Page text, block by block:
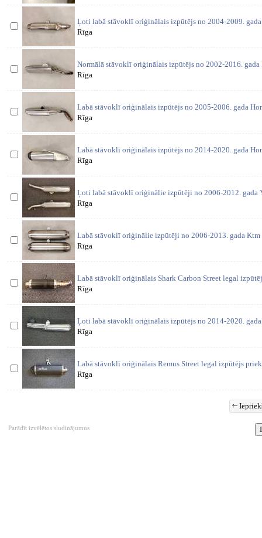
Ļoti labā stāvoklī oriģinālais izpūtējs no 2004-2009.
Rīga
Normālā stāvoklī oriģinālais izpūtējs no 2002-2016. gada
Rīga
Labā stāvoklī oriģinālais izpūtējs no 2005-2006. gada
Rīga
Labā stāvoklī oriģinālais izpūtējs no 2014-2020. gada
Rīga
Ļoti labā stāvoklī oriģinālie izpūtēji no 2006-2012. gada
Rīga
Labā stāvoklī oriģinālie izpūtēji no 2006-2013. gada Ktm
Rīga
Labā stāvoklī oriģinālais Shark Carbon Street legal
Rīga
Ļoti labā stāvoklī oriģinālais izpūtējs no 2014-2020.
Rīga
Labā stāvoklī oriģinālais Remus Street legal izpūtējs
Rīga
Parādīt izvēlētos sludinājumus